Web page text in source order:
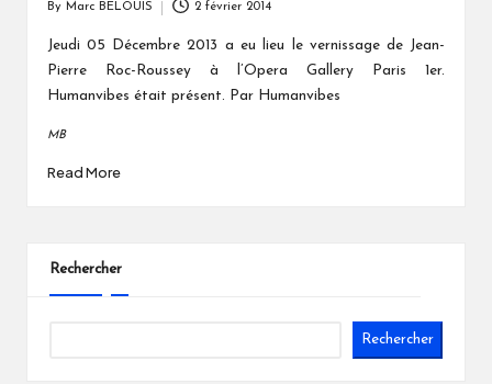
by
By Marc BELOUIS 2 février 2014
Jeudi 05 Décembre 2013 a eu lieu le vernissage de Jean-
Pierre Roc-Roussey à l’Opera Gallery Paris 1er.
Humanvibes était présent. Par Humanvibes
MB
Read More
Rechercher
Rechercher